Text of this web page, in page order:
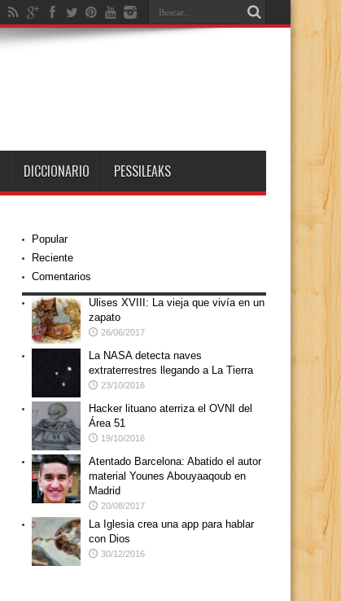
DICCIONARIO PESSILEAKS
Popular
Reciente
Comentarios
Ulises XVIII: La vieja que vivía en un
zapato
26/06/2017
La NASA detecta naves
extraterrestres llegando a La Tierra
23/10/2016
Hacker lituano aterriza el OVNI del
Área 51
19/10/2016
Atentado Barcelona: Abatido el autor
material Younes Abouyaaqoub en
Madrid
20/08/2017
La Iglesia crea una app para hablar
con Dios
30/12/2016